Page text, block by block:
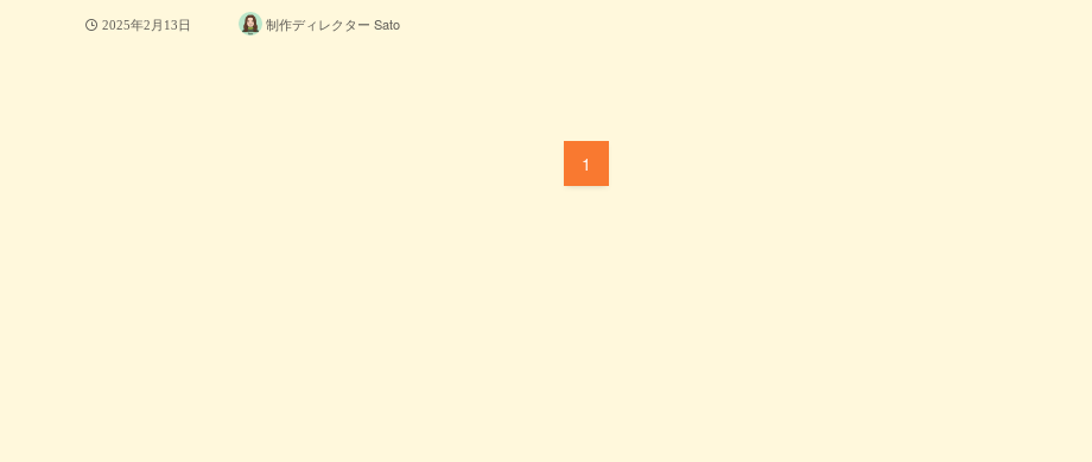
2025年2月13日 制作ディレクター Sato
1